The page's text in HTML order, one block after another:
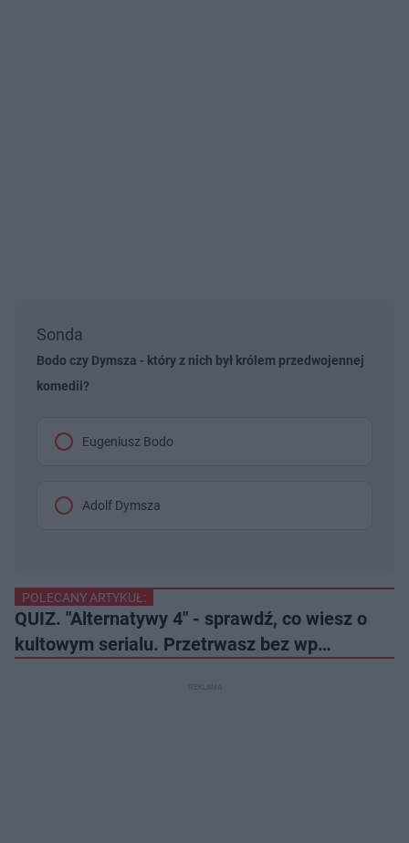
Sonda
Bodo czy Dymsza - który z nich był królem przedwojennej
komedii?
Eugeniusz Bodo
Adolf Dymsza
POLECANY ARTYKUŁ:
QUIZ. "Alternatywy 4" - sprawdź, co wiesz o
kultowym serialu. Przetrwasz bez wp…